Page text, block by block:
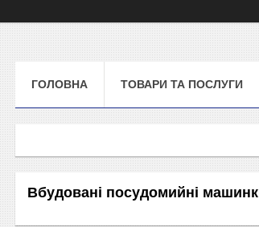
ГОЛОВНА ТОВАРИ ТА ПОСЛУГИ
Вбудовані посудомийні